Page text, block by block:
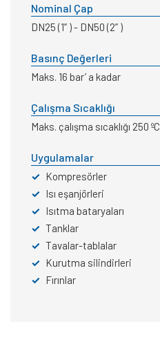
Nominal Çap
DN25 (1” ) - DN50 (2” )
Basınç Değerleri
Maks. 16 bar’ a kadar
Çalışma Sıcaklığı
Maks. çalışma sıcaklığı 250 ºC
Uygulamalar
✓ Kompresörler
✓ Isı eşanjörleri
✓ Isıtma bataryaları
✓ Tanklar
✓ Tavalar-tablalar
✓ Kurutma silindirleri
✓ Fırınlar